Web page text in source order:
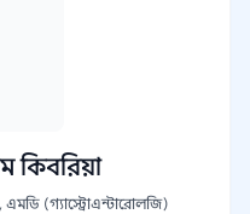
কিবরিয়া
(গ্যাস্ট্রোএন্টারোলজি)